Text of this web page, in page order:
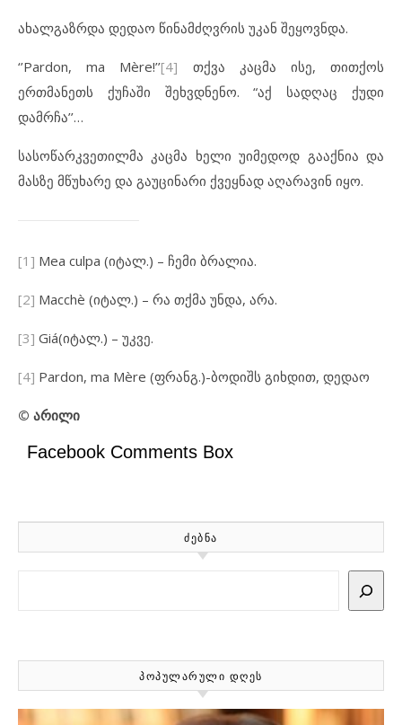
ახალგაზრდა დედაო წინამძღვრის უკან შეყოვნდა.
‘’Pardon, ma Mère!’’[4] თქვა კაცმა ისე, თითქოს
ერთმანეთს ქუჩაში შეხვდნენო. “აქ სადღაც ქუდი
დამრჩა’’…
სასოწარკვეთილმა კაცმა ხელი უიმედოდ გააქნია და
მასზე მწუხარე და გაუცინარი ქვეყნად აღარავინ იყო.
[1] Mea culpa (იტალ.) – ჩემი ბრალია.
[2] Macchè (იტალ.) – რა თქმა უნდა, არა.
[3] Giá(იტალ.) – უკვე.
[4] Pardon, ma Mère (ფრანგ.)-ბოდიშს გიხდით, დედაო
© არილი
Facebook Comments Box
ᲫᲔᲑᲜᲐ
ᲞᲝᲞᲣᲚᲐᲠᲣᲚᲘ ᲓᲦᲔᲡ